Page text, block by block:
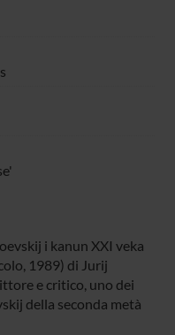
i kanun XXI veka
1989) di Jurij
e critico, uno dei
della seconda metà